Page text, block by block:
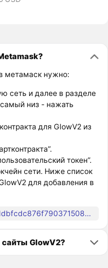
метамаск нужно:
сеть и далее в разделе
низ - нажать
для GlowV2 из
токен”.
сети. Ниже список
для добавления в
0x05de1dbfcdc876f790371508b97c337640dcd6a9
GlowV2?